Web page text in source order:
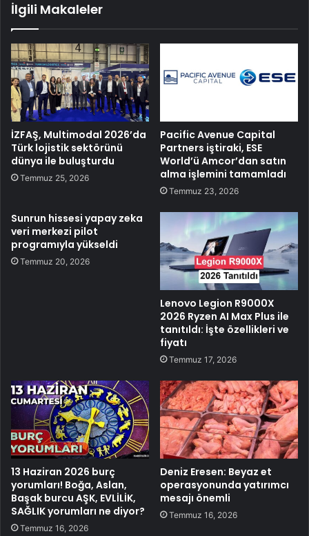
İlgili Makaleler
İZFAŞ, Multimodal 2026’da
Türk lojistik sektörünü
dünya ile buluşturdu
Temmuz 25, 2026
Pacific Avenue Capital
Partners iştiraki, ESE
World’ü Amcor’dan satın
alma işlemini tamamladı
Temmuz 23, 2026
Sunrun hissesi yapay zeka
veri merkezi pilot
programıyla yükseldi
Temmuz 20, 2026
Lenovo Legion R9000X
2026 Ryzen AI Max Plus ile
tanıtıldı: İşte özellikleri ve
fiyatı
Temmuz 17, 2026
13 Haziran 2026 burç
yorumları! Boğa, Aslan,
Başak burcu AŞK, EVLİLİK,
SAĞLIK yorumları ne diyor?
Temmuz 16, 2026
Deniz Eresen: Beyaz et
operasyonunda yatırımcı
mesajı önemli
Temmuz 16, 2026